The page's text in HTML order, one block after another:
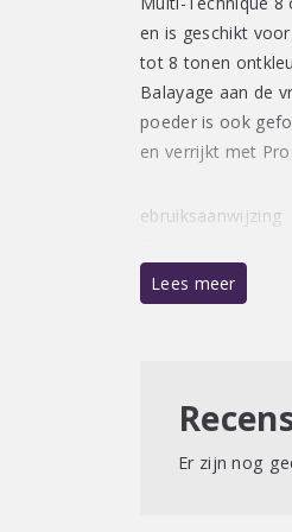
en is geschikt
tot 8 tonen
Balayage aan de
poeder is ook
en verrijkt met
ebruiksaanwijzing
Afhankelijk van
doseringen in acht
– Inwerktijd –> 50
Lees meer
Er zijn nog